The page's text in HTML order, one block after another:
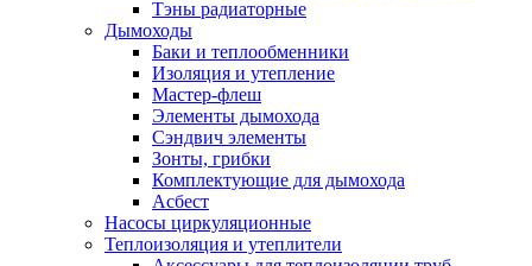
Тэны радиаторные
Дымоходы
Баки и теплообменники
Изоляция и утепление
Мастер-флеш
Элементы дымохода
Сэндвич элементы
Зонты, грибки
Комплектующие для дымохода
Асбест
Насосы циркуляционные
Теплоизоляция и утеплители